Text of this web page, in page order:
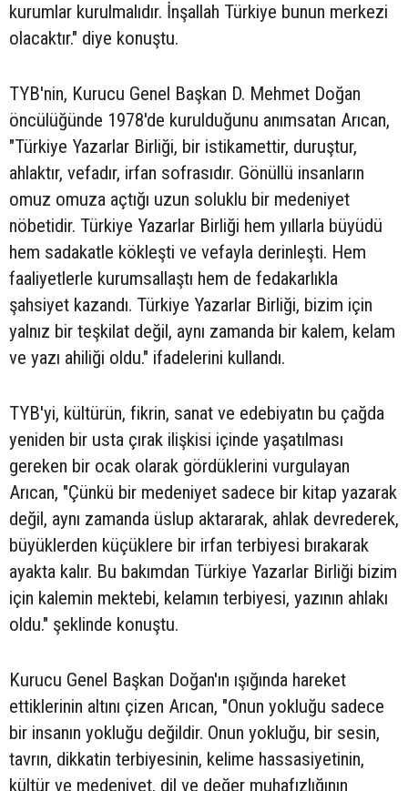
kurumlar kurulmalıdır. İnşallah Türkiye bunun merkezi
olacaktır." diye konuştu.
TYB'nin, Kurucu Genel Başkan D. Mehmet Doğan
öncülüğünde 1978'de kurulduğunu anımsatan Arıcan,
"Türkiye Yazarlar Birliği, bir istikamettir, duruştur,
ahlaktır, vefadır, irfan sofrasıdır. Gönüllü insanların
omuz omuza açtığı uzun soluklu bir medeniyet
nöbetidir. Türkiye Yazarlar Birliği hem yıllarla büyüdü
hem sadakatle kökleşti ve vefayla derinleşti. Hem
faaliyetlerle kurumsallaştı hem de fedakarlıkla
şahsiyet kazandı. Türkiye Yazarlar Birliği, bizim için
yalnız bir teşkilat değil, aynı zamanda bir kalem, kelam
ve yazı ahiliği oldu." ifadelerini kullandı.
TYB'yi, kültürün, fikrin, sanat ve edebiyatın bu çağda
yeniden bir usta çırak ilişkisi içinde yaşatılması
gereken bir ocak olarak gördüklerini vurgulayan
Arıcan, "Çünkü bir medeniyet sadece bir kitap yazarak
değil, aynı zamanda üslup aktararak, ahlak devrederek,
büyüklerden küçüklere bir irfan terbiyesi bırakarak
ayakta kalır. Bu bakımdan Türkiye Yazarlar Birliği bizim
için kalemin mektebi, kelamın terbiyesi, yazının ahlakı
oldu." şeklinde konuştu.
Kurucu Genel Başkan Doğan'ın ışığında hareket
ettiklerinin altını çizen Arıcan, "Onun yokluğu sadece
bir insanın yokluğu değildir. Onun yokluğu, bir sesin,
tavrın, dikkatin terbiyesinin, kelime hassasiyetinin,
kültür ve medeniyet, dil ve değer muhafızlığının